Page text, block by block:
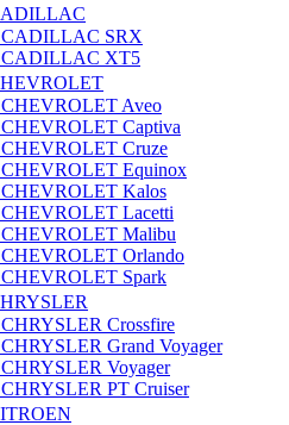
CADILLAC SRX
CADILLAC XT5
CHEVROLET Aveo
CHEVROLET Captiva
CHEVROLET Cruze
CHEVROLET Equinox
CHEVROLET Kalos
CHEVROLET Lacetti
CHEVROLET Malibu
CHEVROLET Orlando
CHEVROLET Spark
CHRYSLER Crossfire
CHRYSLER Grand Voyager
CHRYSLER Voyager
CHRYSLER PT Cruiser